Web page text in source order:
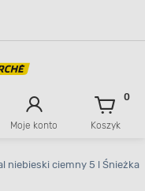
Moje konto Koszyk
0
niebieski ciemny 5 l Śnieżka